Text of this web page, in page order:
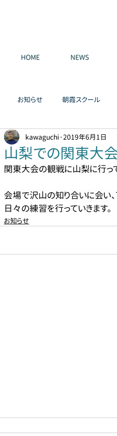
お知らせ 朝霞スクール
山梨での関東大
kawaguchi 2019年6月1日
関東大会の観戦に山梨に行って
会場で沢山の知り合いに会い、
日々の練習を行っていきます。
お知らせ
HOME NEWS